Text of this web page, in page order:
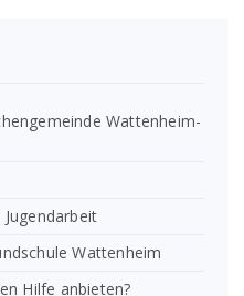
Wattenheim-
Wattenheim
Hilfe anbieten?